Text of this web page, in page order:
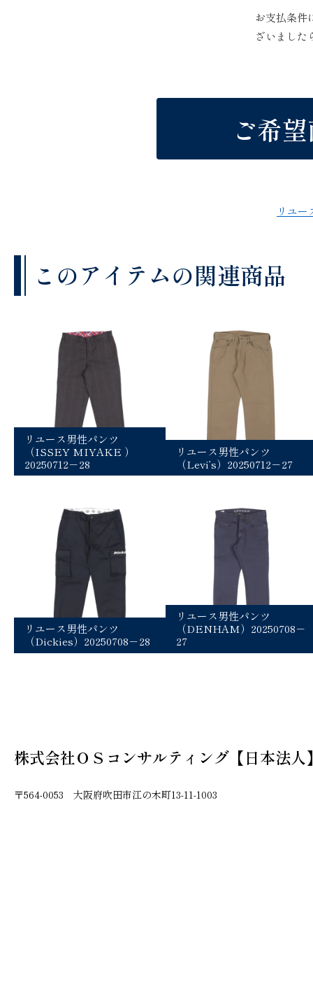
お支払条件
ざいました
ご希
リユ
このアイテムの関連商品
リユース男性パンツ
（ISSEY MIYAKE ）
20250712－28
リユース男性パンツ
（Levi’s）20250712－27
リユース男性パンツ
（Dickies）20250708－28
リユース男性パンツ
（DENHAM）20250708－
27
株式会社ＯＳコンサルティング【日本法人
〒564-0053 大阪府吹田市江の木町13-11-1003